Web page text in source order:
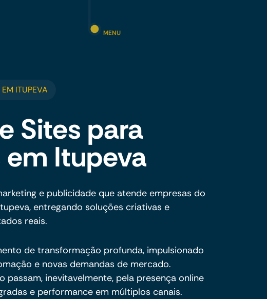
MENU
ITUPEVA
Sites para
Itupeva
e publicidade que atende empresas do
entregando soluções criativas e
reais.
de transformação profunda, impulsionado
e novas demandas de mercado.
passam, inevitavelmente, pela presença online
e performance em múltiplos canais.